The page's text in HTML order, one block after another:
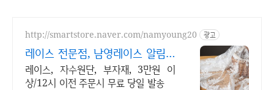
http://smartstore.naver.com/namyoung20 광고
레이스 전문점, 남영레이스 알림받
기시 매달 배송비 무료
레이스, 자수원단, 부자재, 3만원 이
상/12시 이전 주문시 무료 당일 발송